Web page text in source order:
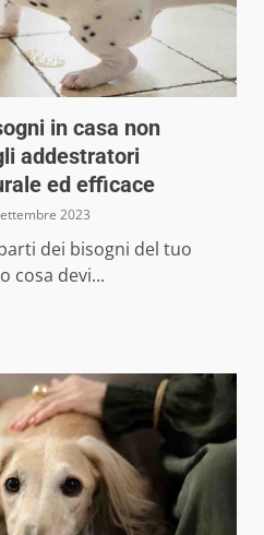
in casa non
addestratori
ed efficace
2023
dei bisogni del tuo
cosa devi...